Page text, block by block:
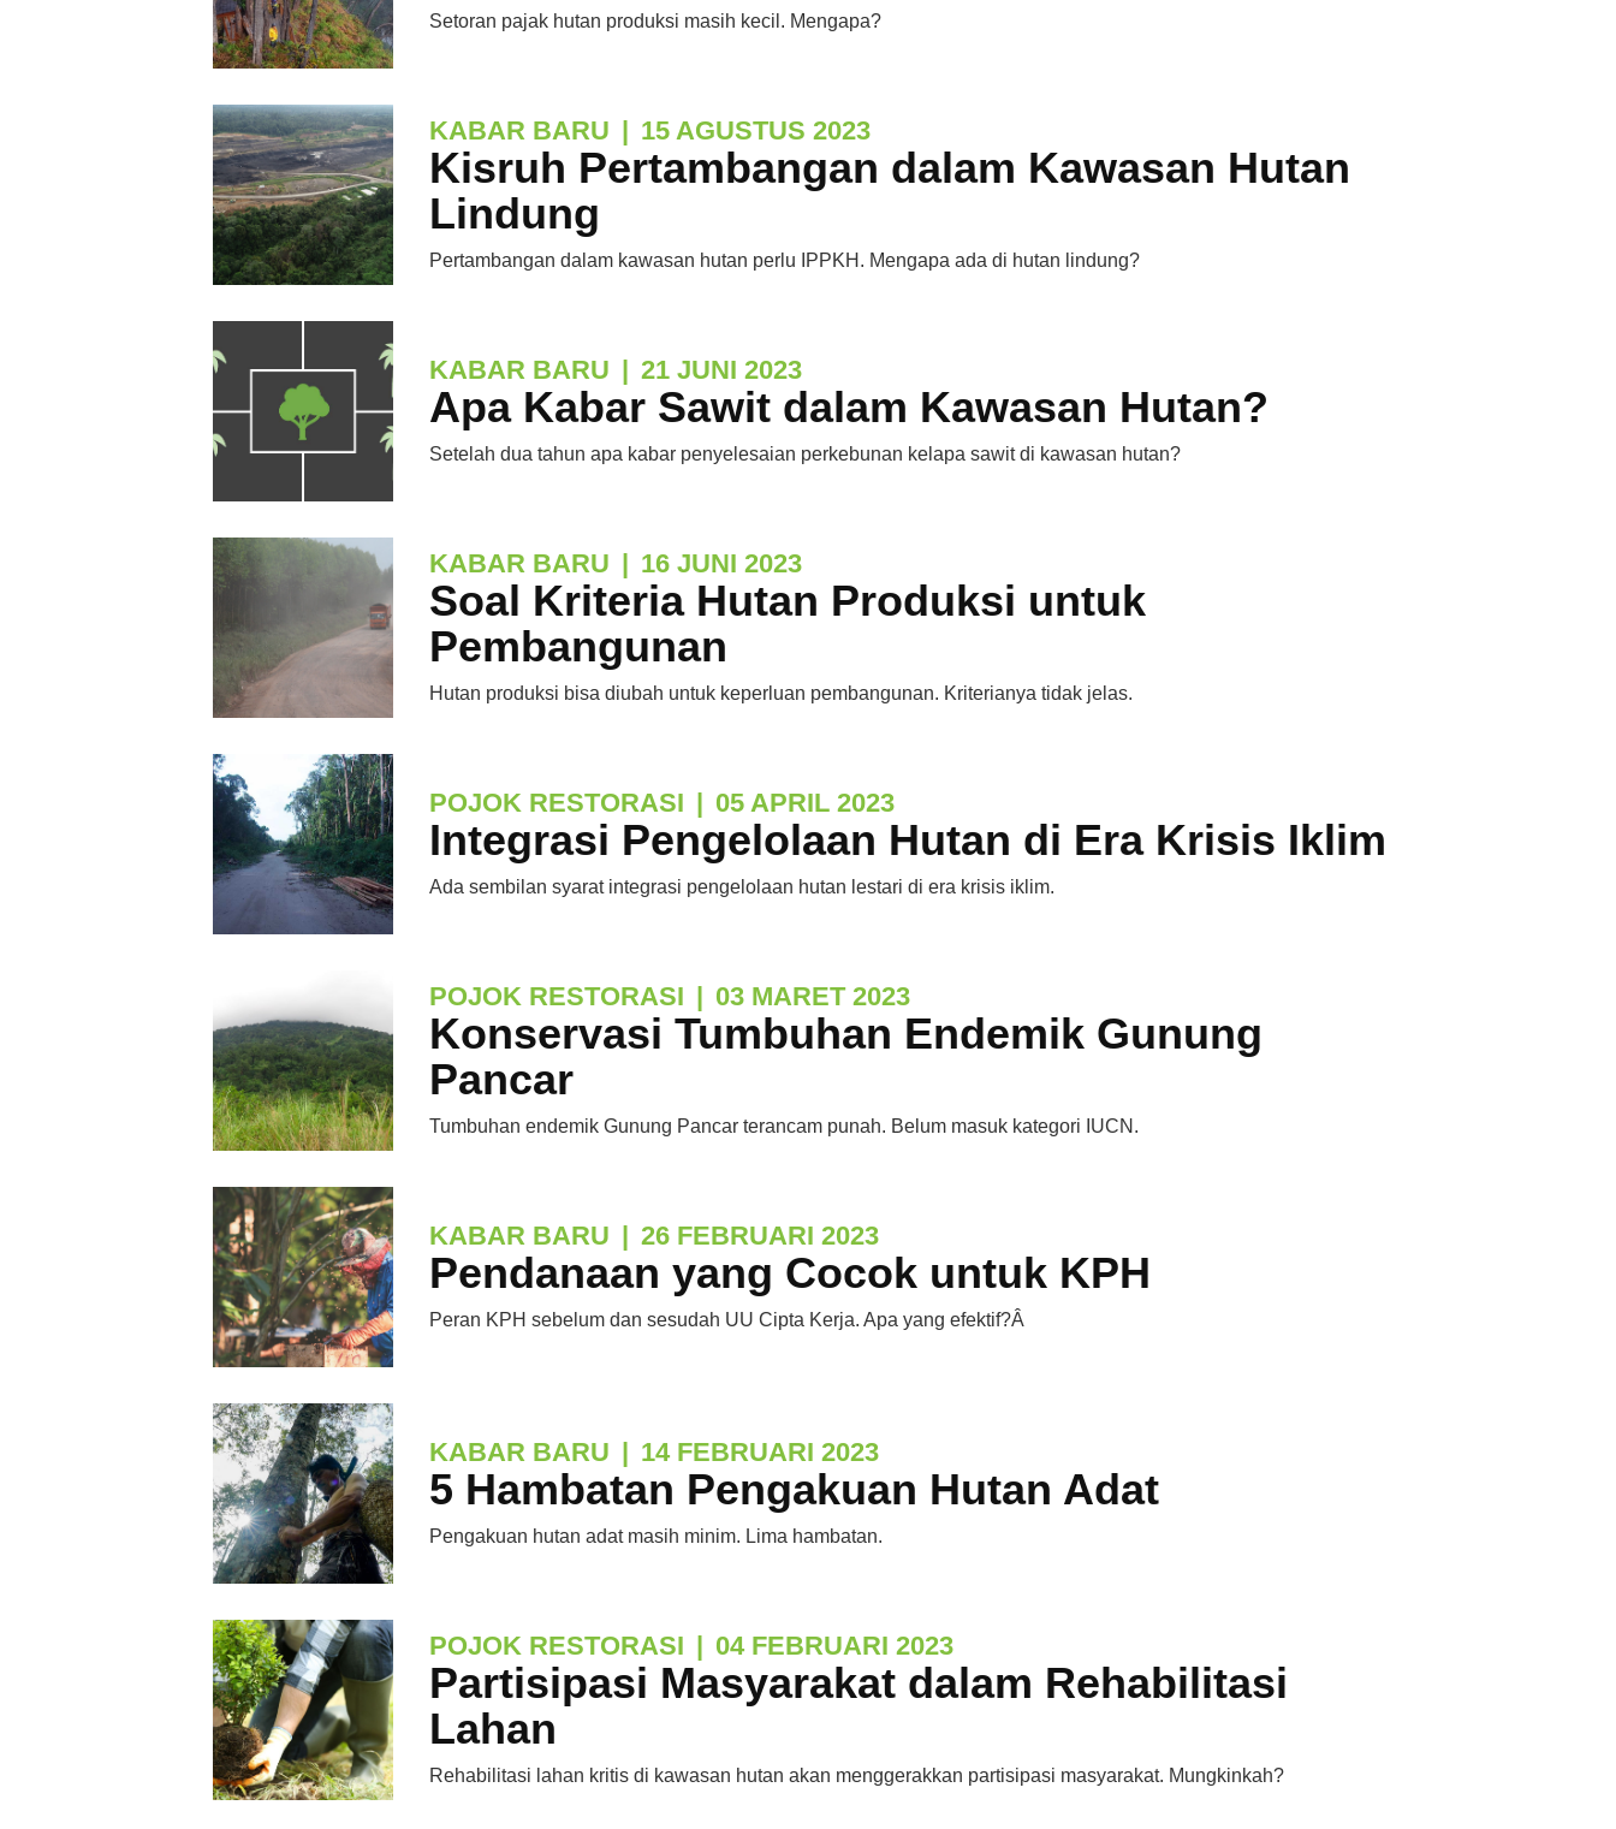
Setoran pajak hutan produksi masih kecil. Mengapa?
KABAR BARU | 15 AGUSTUS 2023
Kisruh Pertambangan dalam Kawasan Hutan
Lindung
Pertambangan dalam kawasan hutan perlu IPPKH. Mengapa ada di hutan lindung?
KABAR BARU | 21 JUNI 2023
Apa Kabar Sawit dalam Kawasan Hutan?
Setelah dua tahun apa kabar penyelesaian perkebunan kelapa sawit di kawasan hutan?
KABAR BARU | 16 JUNI 2023
Soal Kriteria Hutan Produksi untuk
Pembangunan
Hutan produksi bisa diubah untuk keperluan pembangunan. Kriterianya tidak jelas.
POJOK RESTORASI | 05 APRIL 2023
Integrasi Pengelolaan Hutan di Era Krisis Iklim
Ada sembilan syarat integrasi pengelolaan hutan lestari di era krisis iklim.
POJOK RESTORASI | 03 MARET 2023
Konservasi Tumbuhan Endemik Gunung
Pancar
Tumbuhan endemik Gunung Pancar terancam punah. Belum masuk kategori IUCN.
KABAR BARU | 26 FEBRUARI 2023
Pendanaan yang Cocok untuk KPH
Peran KPH sebelum dan sesudah UU Cipta Kerja. Apa yang efektif?Â
KABAR BARU | 14 FEBRUARI 2023
5 Hambatan Pengakuan Hutan Adat
Pengakuan hutan adat masih minim. Lima hambatan.
POJOK RESTORASI | 04 FEBRUARI 2023
Partisipasi Masyarakat dalam Rehabilitasi
Lahan
Rehabilitasi lahan kritis di kawasan hutan akan menggerakkan partisipasi masyarakat. Mungkinkah?